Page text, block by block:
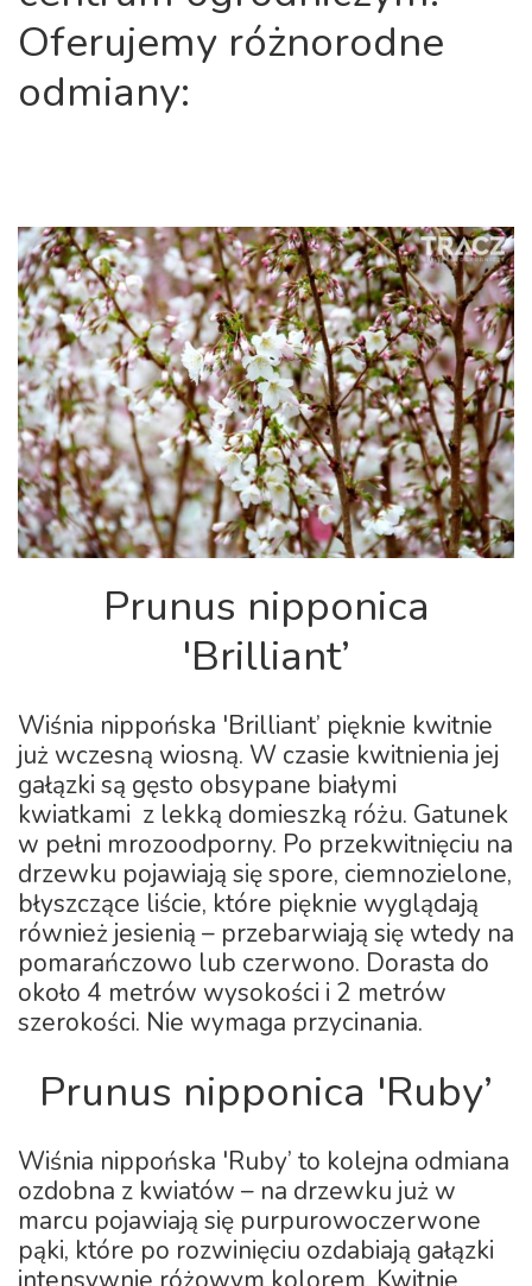
Oferujemy różnorodne
odmiany:
Prunus nipponica
'Brilliant’
Wiśnia nippońska 'Brilliant’ pięknie kwitnie
już wczesną wiosną. W czasie kwitnienia jej
gałązki są gęsto obsypane białymi
kwiatkami z lekką domieszką różu. Gatunek
w pełni mrozoodporny. Po przekwitnięciu na
drzewku pojawiają się spore, ciemnozielone,
błyszczące liście, które pięknie wyglądają
również jesienią – przebarwiają się wtedy na
pomarańczowo lub czerwono. Dorasta do
około 4 metrów wysokości i 2 metrów
szerokości. Nie wymaga przycinania.
Prunus nipponica 'Ruby’
Wiśnia nippońska 'Ruby’ to kolejna odmiana
ozdobna z kwiatów – na drzewku już w
marcu pojawiają się purpurowoczerwone
pąki, które po rozwinięciu ozdabiają gałązki